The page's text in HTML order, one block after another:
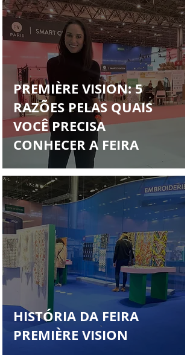
PREMIÈRE VISION: 5
RAZÕES PELAS QUAIS
VOCÊ PRECISA
CONHECER A FEIRA
HISTÓRIA DA FEIRA
PREMIÈRE VISION